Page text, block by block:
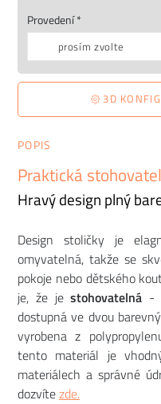
Provedení *
prosím zvolte
3D
POPIS
Praktická
Hravý design plný
Design stoličky je
omyvatelná, takže se
pokoje nebo dětského
je, že jestohovatelná -
dostupná ve dvou
vyrobena z
tento materiál je
materiálech a správné
dozvítezde.